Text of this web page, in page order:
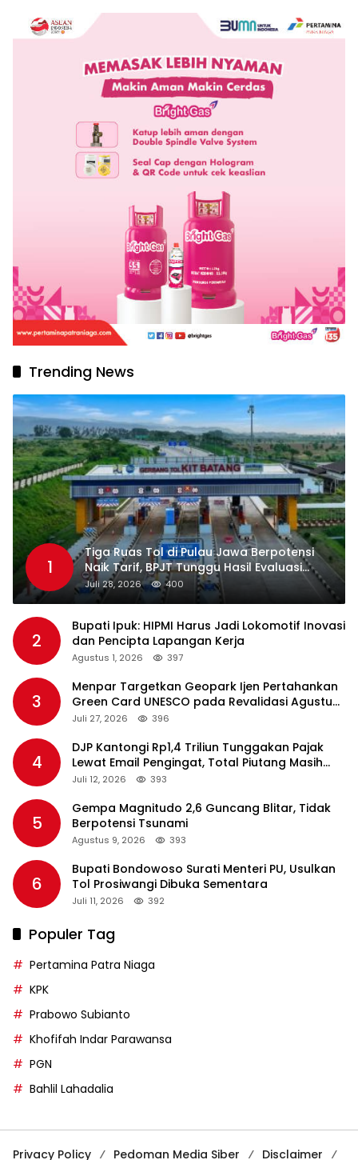
Trending News
1
Tiga Ruas Tol di Pulau Jawa Berpotensi
Naik Tarif, BPJT Tunggu Hasil Evaluasi
Standar Pelayanan
Juli 28, 2026 400
2
Bupati Ipuk: HIPMI Harus Jadi Lokomotif Inovasi
dan Pencipta Lapangan Kerja
Agustus 1, 2026 397
3
Menpar Targetkan Geopark Ijen Pertahankan
Green Card UNESCO pada Revalidasi Agustus
2026
Juli 27, 2026 396
4
DJP Kantongi Rp1,4 Triliun Tunggakan Pajak
Lewat Email Pengingat, Total Piutang Masih
Rp36 Triliun
Juli 12, 2026 393
5
Gempa Magnitudo 2,6 Guncang Blitar, Tidak
Berpotensi Tsunami
Agustus 9, 2026 393
6
Bupati Bondowoso Surati Menteri PU, Usulkan
Tol Prosiwangi Dibuka Sementara
Juli 11, 2026 392
Populer Tag
Pertamina Patra Niaga
KPK
Prabowo Subianto
Khofifah Indar Parawansa
PGN
Bahlil Lahadalia
Privacy Policy Pedoman Media Siber Disclaimer